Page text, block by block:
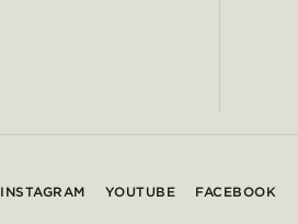
INSTAGRAM YOUTUBE FACEBOOK